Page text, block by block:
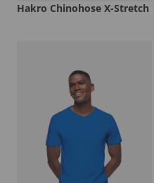
Hakro Chinohose X-Stretch